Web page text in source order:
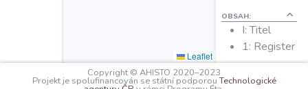
Leaflet
OBSAH:
I: Titel
1: Register
Copyright © AHISTO 2020–2023
Projekt je spolufinancován se státní podporouTechnologické